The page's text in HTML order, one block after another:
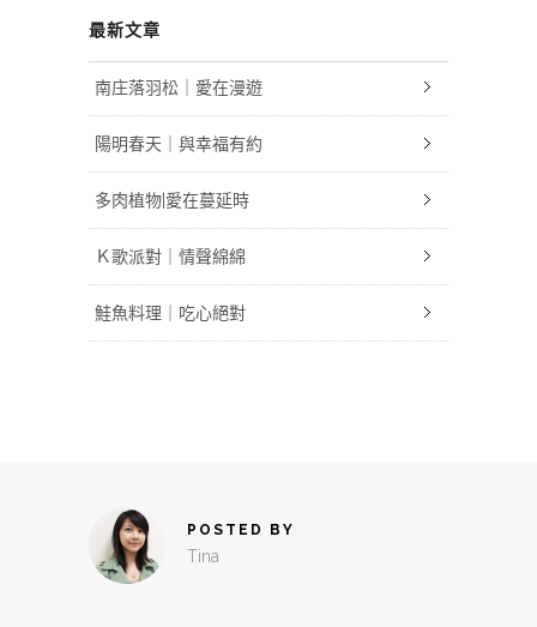
最新文章
南庄落羽松｜愛在漫遊
陽明春天｜與幸福有約
多肉植物|愛在蔓延時
Ｋ歌派對｜情聲綿綿
鮭魚料理｜吃心絕對
POSTED BY
Tina